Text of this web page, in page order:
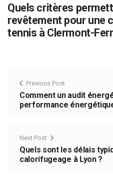
Quels critères
revêtement pour une
tennis à Clermont-
Previous Post
Comment un audit
performance
Next Post
Quels sont les délais
calorifugeage à Lyon ?